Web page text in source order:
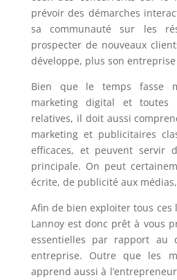
prévoir des démarches
sa communauté sur les
prospecter de nouveaux
développe, plus son entreprise
Bien que le temps fasse
marketing digital et toutes
relatives, il doit aussi
marketing et publicitaires
efficaces, et peuvent servir
principale. On peut
écrite, de publicité aux
Afin de bien exploiter tous ces
Lannoy est donc prêt à vous
essentielles par rapport au
entreprise. Outre que les
apprend aussi à